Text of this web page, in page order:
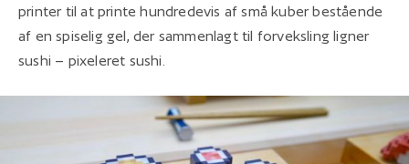
printer til at printe hundredevis af små kuber bestående
af en spiselig gel, der sammenlagt til forveksling ligner
sushi – pixeleret sushi.